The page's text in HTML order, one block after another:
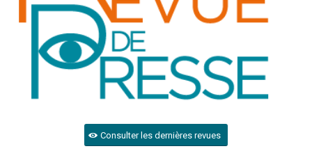
Consulter les dernières revues